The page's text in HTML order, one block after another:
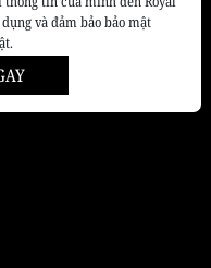
và đảm bảo bảo mật